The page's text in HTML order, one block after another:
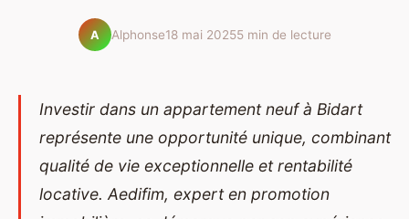
A Alphonse18 mai 20255 min de lecture
Investir dans un appartement neuf à Bidart
représente une opportunité unique, combinant
qualité de vie exceptionnelle et rentabilité
locative. Aedifim, expert en promotion